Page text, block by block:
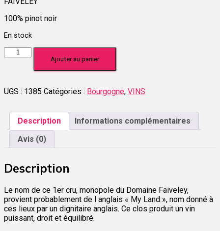
100% pinot noir
En stock
quantité
de
Mercurey
Cru-
Myglands
2023
75cl
Ajouter au panier
UGS : 1385 Catégories : Bourgogne, VINS
Description
Informations complémentaires
Avis (0)
Description
Le nom de ce 1er cru, monopole du Domaine Faiveley,
provient probablement de l anglais « My Land », nom donné à
ces lieux par un dignitaire anglais. Ce clos produit un vin
puissant, droit et équilibré.